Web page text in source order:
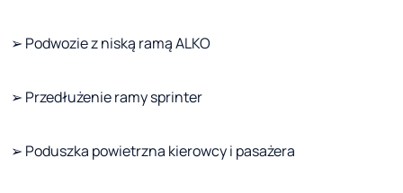
➢ Podwozie z niską ramą ALKO
➢ Przedłużenie ramy sprinter
➢ Poduszka powietrzna kierowcy i pasażera